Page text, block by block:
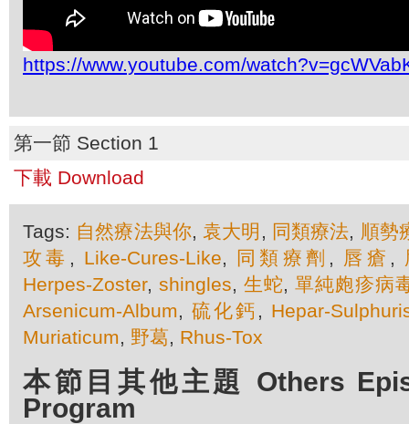
https://www.youtube.com/
第一節 Section 1
下載 Download
Tags: 自然療法與你,袁大明 , 同類療法, 順勢
攻毒 , Like-Cures-Like, 同類療劑 , 唇瘡 ,
Herpes-Zoster, shingles, 生蛇,單純皰疹病
Arsenicum-Album, 硫化鈣 , Hepar-
Muriaticum, 野葛, Rhus-Tox
本節目其他主題 Others
Program